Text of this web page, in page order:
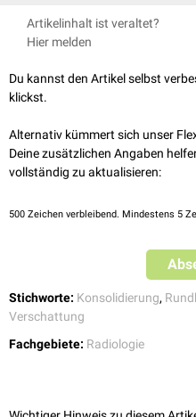
Eine Transparenzminderung des
Verschattung
Milchglastrübungenunterteilt.
Transparenzminderungen. Zu den
ausgehende Prozesse (z.B.
Rippen
Artikelinhalt ist veraltet?
Hier melden
Du kannst den Artikel selbst
klickst.
Alternativ kümmert sich unser
Deine zusätzlichen Angaben
vollständig zu aktualisieren:
500 Zeichen verbleibend. Mindestens 5
Stichworte: Konsolidierung,
Verschattung
Fachgebiete: Radiologie